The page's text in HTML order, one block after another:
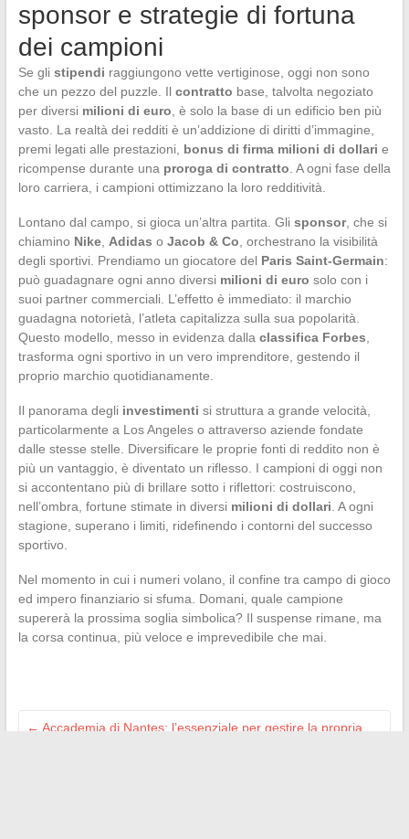
sponsor e strategie di fortuna
dei campioni
Se gli stipendi raggiungono vette vertiginose, oggi non sono
che un pezzo del puzzle. Il contratto base, talvolta negoziato
per diversi milioni di euro , è solo la base di un edificio ben più
vasto. La realtà dei redditi è un’addizione di diritti d’immagine,
premi legati alle prestazioni, bonus di firma milioni di dollari e
ricompense durante una proroga di contratto . A ogni fase della
loro carriera, i campioni ottimizzano la loro redditività.
Lontano dal campo, si gioca un’altra partita. Gli sponsor, che si
chiamino Nike, Adidas o Jacob & Co , orchestrano la visibilità
degli sportivi. Prendiamo un giocatore del Paris Saint-Germain:
può guadagnare ogni anno diversi milioni di euro solo con i
suoi partner commerciali. L’effetto è immediato: il marchio
guadagna notorietà, l’atleta capitalizza sulla sua popolarità.
Questo modello, messo in evidenza dalla classifica Forbes
trasforma ogni sportivo in un vero imprenditore, gestendo il
proprio marchio quotidianamente.
Il panorama degli investimenti si struttura a grande velocità,
particolarmente a Los Angeles o attraverso aziende fondate
dalle stesse stelle. Diversificare le proprie fonti di reddito non è
più un vantaggio, è diventato un riflesso. I campioni di oggi non
si accontentano più di brillare sotto i riflettori: costruiscono,
nell’ombra, fortune stimate in diversi milioni di dollari . A ogni
stagione, superano i limiti, ridefinendo i contorni del successo
sportivo.
Nel momento in cui i numeri volano, il confine tra campo di gioco
ed impero finanziario si sfuma. Domani, quale campione
supererà la prossima soglia simbolica? Il suspense rimane, ma
la corsa continua, più veloce e imprevedibile che mai.
← Accademia di Nantes: l’essenziale per gestire la propria